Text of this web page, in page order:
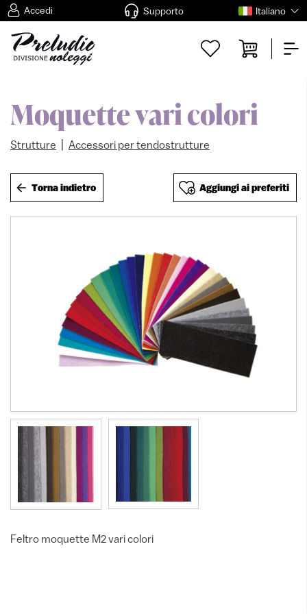
Accedi Supporto Italiano
Moquette vari colori
Strutture Accessori per tendostrutture
Torna indietro Aggiungi ai preferiti
Feltro moquette M2 vari colori